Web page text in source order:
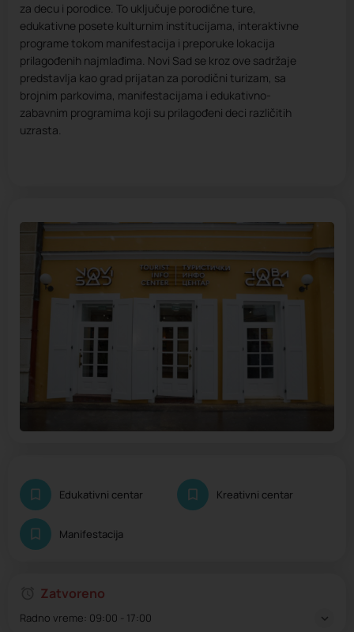
za decu i porodice. To uključuje porodične ture,
edukativne posete kulturnim institucijama, interaktivne
programe tokom manifestacija i preporuke lokacija
prilagođenih najmlađima. Novi Sad se kroz ove sadržaje
predstavlja kao grad prijatan za porodični turizam, sa
brojnim parkovima, manifestacijama i edukativno-
zabavnim programima koji su prilagođeni deci različitih
uzrasta.
Edukativni centar Kreativni centar
Manifestacija
Zatvoreno
Radno vreme: 09:00 - 17:00